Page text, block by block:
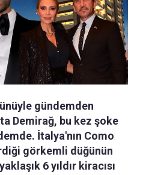
gündemden
Demirağ, bu kez şoke
İtalya'nın Como
görkemli düğünün
6 yıldır kiracısı